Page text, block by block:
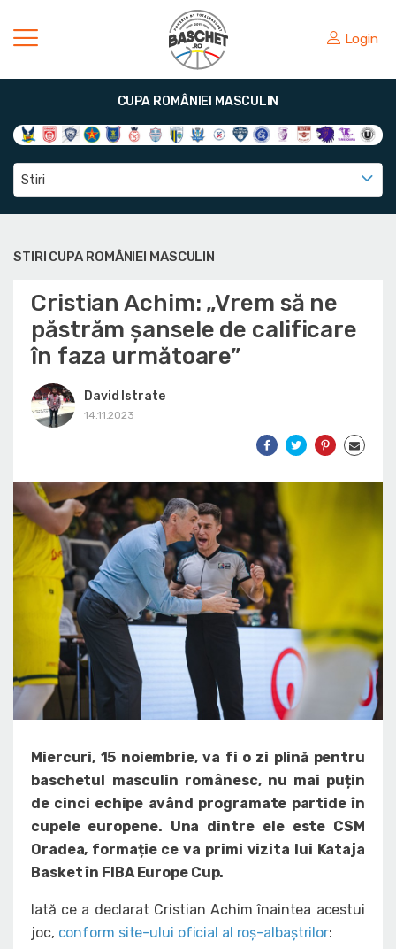
Login
CUPA ROMÂNIEI MASCULIN
Stiri
STIRI CUPA ROMÂNIEI MASCULIN
Cristian Achim: „Vrem să ne
păstrăm șansele de calificare
în faza următoare”
David Istrate
14.11.2023
Miercuri, 15 noiembrie, va fi o zi plină pentru
baschetul masculin românesc, nu mai puțin
de cinci echipe având programate partide în
cupele europene. Una dintre ele este CSM
Oradea, formație ce va primi vizita lui Kataja
Basket în FIBA Europe Cup.
Iată ce a declarat Cristian Achim înaintea acestui
joc, conform site-ului oficial al roș-albaștrilor: